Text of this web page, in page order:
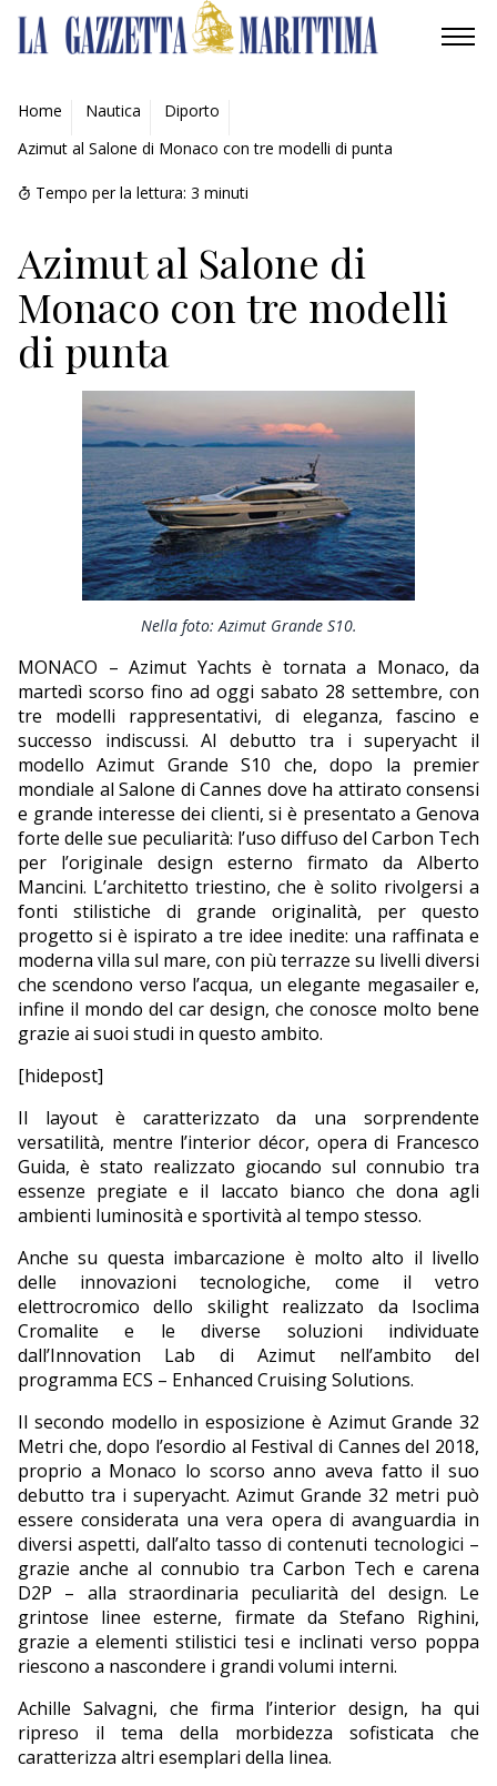
AMBIENTE
MOBILITÀ
INDUSTRIA
RICERCA
ECONOMIA
TURISMO
CULTURA
NAUTICA
EDITORIALI
Home Nautica
Diporto
Azimut al Salone di Monaco con tre modelli di punta
Tempo per la lettura: 3 minuti
Azimut al Salone di
Monaco con tre modelli
di punta
Nella foto: Azimut Grande S10.
MONACO – Azimut Yachts è tornata a Monaco, da
martedì scorso fino ad oggi sabato 28 settembre, con
tre modelli rappresentativi, di eleganza, fascino e
successo indiscussi. Al debutto tra i superyacht il
modello Azimut Grande S10 che, dopo la premier
mondiale al Salone di Cannes dove ha attirato consensi
e grande interesse dei clienti, si è presentato a Genova
forte delle sue peculiarità: l’uso diffuso del Carbon Tech
per l’originale design esterno firmato da Alberto
Mancini. L’architetto triestino, che è solito rivolgersi a
fonti stilistiche di grande originalità, per questo
progetto si è ispirato a tre idee inedite: una raffinata e
moderna villa sul mare, con più terrazze su livelli diversi
che scendono verso l’acqua, un elegante megasailer e,
infine il mondo del car design, che conosce molto bene
grazie ai suoi studi in questo ambito.
[hidepost]
Il layout è caratterizzato da una sorprendente
versatilità, mentre l’interior décor, opera di Francesco
Guida, è stato realizzato giocando sul connubio tra
essenze pregiate e il laccato bianco che dona agli
ambienti luminosità e sportività al tempo stesso.
Anche su questa imbarcazione è molto alto il livello
delle innovazioni tecnologiche, come il vetro
elettrocromico dello skilight realizzato da Isoclima
Cromalite e le diverse soluzioni individuate
dall’Innovation Lab di Azimut nell’ambito del
programma ECS – Enhanced Cruising Solutions.
Il secondo modello in esposizione è Azimut Grande 32
Metri che, dopo l’esordio al Festival di Cannes del 2018,
proprio a Monaco lo scorso anno aveva fatto il suo
debutto tra i superyacht. Azimut Grande 32 metri può
essere considerata una vera opera di avanguardia in
diversi aspetti, dall’alto tasso di contenuti tecnologici –
grazie anche al connubio tra Carbon Tech e carena
D2P – alla straordinaria peculiarità del design. Le
grintose linee esterne, firmate da Stefano Righini,
grazie a elementi stilistici tesi e inclinati verso poppa
riescono a nascondere i grandi volumi interni.
Achille Salvagni, che firma l’interior design, ha qui
ripreso il tema della morbidezza sofisticata che
caratterizza altri esemplari della linea.